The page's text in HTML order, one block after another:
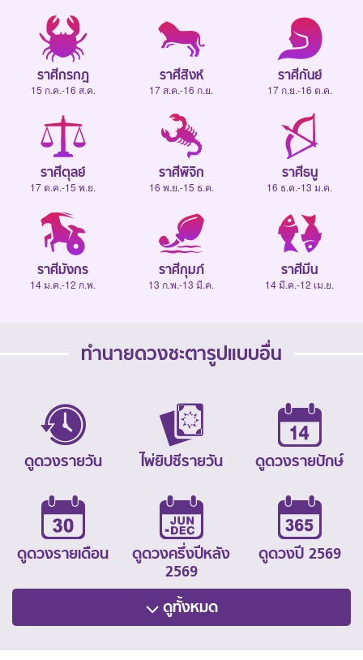
ราศีกรกฎ
15 ก.ค.-16 ส.ค.
ราศีสิงห์
17 ส.ค.-16 ก.ย.
ราศีกันย์
17 ก.ย.-16 ต.ค.
ราศีตุลย์
17 ต.ค.-15 พ.ย.
ราศีพิจิก
16 พ.ย.-15 ธ.ค.
ราศีธนู
16 ธ.ค.-13 ม.ค.
ราศีมังกร
14 ม.ค.-12 ก.พ.
ราศีกุมภ์
13 ก.พ.-13 มี.ค.
ราศีมีน
14 มี.ค.-12 เม.ย.
ทำนายดวงชะตารูปแบบอื่น
ดูดวงรายวัน ไพ่ยิปซีรายวัน ดูดวงรายปักษ์
ดูดวงรายเดือน
ดูดวงครึ่งปีหลัง
2569
ดูดวงปี 2569
ดูทั้งหมด